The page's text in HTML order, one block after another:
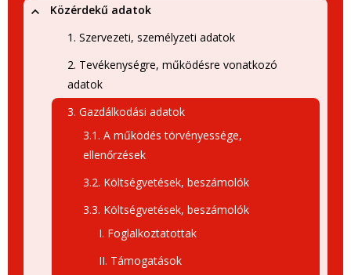
Közérdekű adatok
1. Szervezeti, személyzeti adatok
2. Tevékenységre, működésre vonatkozó
adatok
3. Gazdálkodási adatok
3.1. A működés törvényessége,
ellenőrzések
3.2. Költségvetések, beszámolók
3.3. Költségvetések, beszámolók
I. Foglalkoztatottak
II. Támogatások